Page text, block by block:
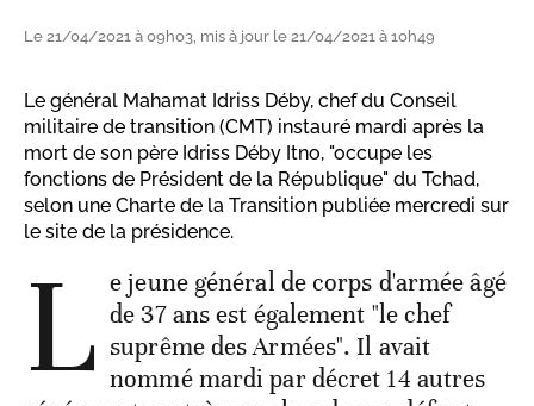
Le 21/04/2021 à 09h03, mis à jour le 21/04/2021 à 10h49
Le général Mahamat Idriss Déby, chef du Conseil
militaire de transition (CMT) instauré mardi après la
mort de son père Idriss Déby Itno, "occupe les
fonctions de Président de la République" du Tchad,
selon une Charte de la Transition publiée mercredi sur
le site de la présidence.
L e jeune général de corps d'armée âgé
de 37 ans est également "le chef
suprême des Armées". Il avait
nommé mardi par décret 14 autres